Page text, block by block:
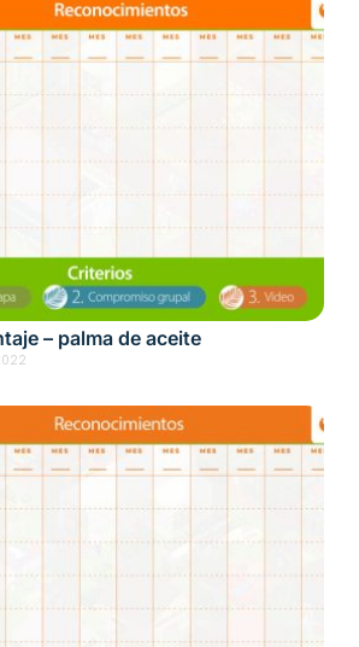
– palma de aceite